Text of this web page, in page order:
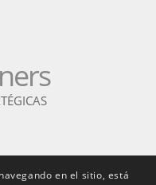
en el sitio, está